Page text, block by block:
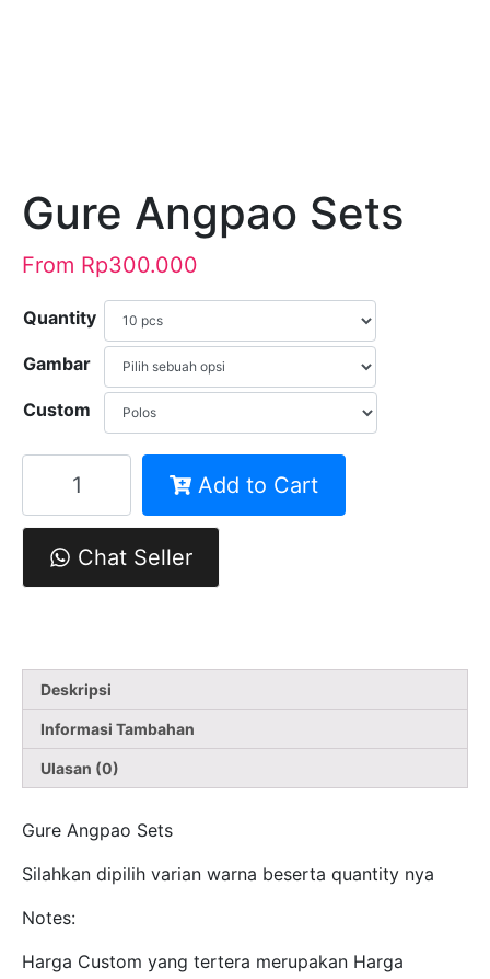
Gure Angpao Sets
From Rp300.000
Quantity
Gambar
Custom
Angpao
Sets
Add to Cart
Chat Seller
Deskripsi
Informasi Tambahan
Ulasan (0)
Gure Angpao Sets
Silahkan dipilih varian warna beserta quantity nya
Notes:
Harga Custom yang tertera merupakan Harga